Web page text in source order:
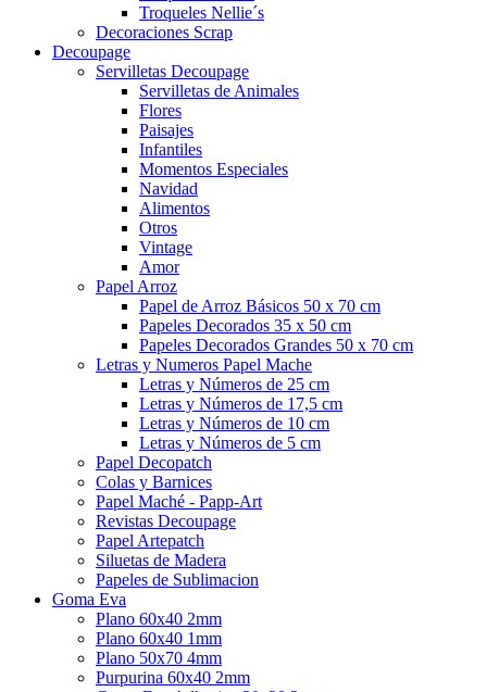
Troqueles Nellie´s
Decoraciones Scrap
Decoupage
Servilletas Decoupage
Servilletas de Animales
Flores
Paisajes
Infantiles
Momentos Especiales
Navidad
Alimentos
Otros
Vintage
Amor
Papel Arroz
Papel de Arroz Básicos 50 x 70 cm
Papeles Decorados 35 x 50 cm
Papeles Decorados Grandes 50 x 70 cm
Letras y Numeros Papel Mache
Letras y Números de 25 cm
Letras y Números de 17,5 cm
Letras y Números de 10 cm
Letras y Números de 5 cm
Papel Decopatch
Colas y Barnices
Papel Maché - Papp-Art
Revistas Decoupage
Papel Artepatch
Siluetas de Madera
Papeles de Sublimacion
Goma Eva
Plano 60x40 2mm
Plano 60x40 1mm
Plano 50x70 4mm
Purpurina 60x40 2mm